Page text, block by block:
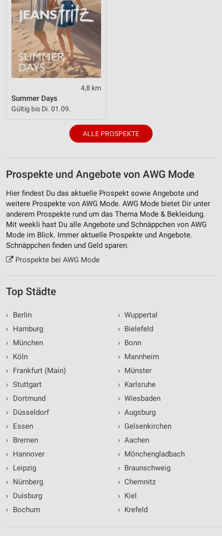
4,8 km
Summer Days
Gültig bis Di. 01.09.
ALLE PROSPEKTE
Prospekte und Angebote von AWG Mode
Hier findest Du das aktuelle Prospekt sowie Angebote und
weitere Prospekte von AWG Mode. AWG Mode bietet Dir unter
anderem Prospekte rund um das Thema Mode & Bekleidung.
Mit weekli hast Du alle Angebote und Schnäppchen von AWG
Mode im Blick. Immer aktuelle Prospekte und Angebote.
Schnäppchen finden und Geld sparen.
Prospekte bei AWG Mode
Top Städte
›
Berlin
›
Hamburg
›
München
›
Köln
›
Frankfurt (Main)
› Stuttgart
›
Dortmund
›
Düsseldorf
›
Essen
›
Bremen
›
Hannover
›
Leipzig
›
Nürnberg
›
Duisburg
›
Bochum
› Wuppertal
› Bielefeld
› Bonn
› Mannheim
› Münster
› Karlsruhe
› Wiesbaden
› Augsburg
› Gelsenkirchen
› Aachen
› Mönchengladbach
› Braunschweig
› Chemnitz
› Kiel
› Krefeld
Verwendung von Profilen zur Auswahl
personalisierter Inhalte
Messung der Werbeleistung
Messung der Performance von Inhalten
Analyse von Zielgruppen durch Statistiken oder
Kombinationen von Daten aus verschiedenen
Quellen
Entwicklung und Verbesserung der Angebote
IAB-Besonderheiten:
Geräte anhand von aktiv angeforderten
Informationen identifizieren
Nicht-IAB-Verarbeitungszwecke:
Notwendig
Funktional